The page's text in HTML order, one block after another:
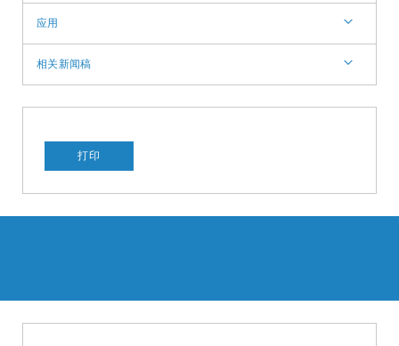
应用
相关新闻稿
打印